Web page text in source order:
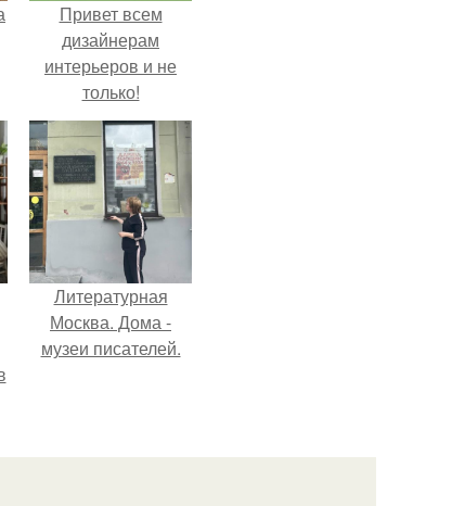
Привет всем
дизайнерам
интерьеров и не
только!
Литературная
Москва. Дома -
музеи писателей.